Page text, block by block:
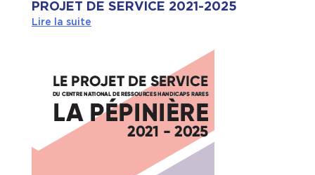
PROJET DE SERVICE 2021-2025
Lire la suite